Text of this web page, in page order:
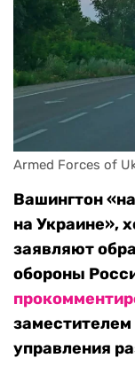
Armed Forces of
Вашингтон
на Украине»,
заявляют
обороны
заместителем
управления